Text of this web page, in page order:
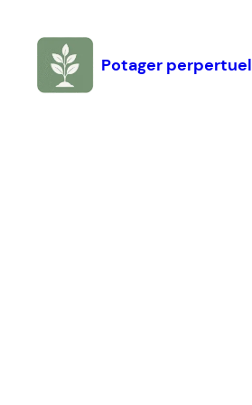
contenu
Potager perpertuel